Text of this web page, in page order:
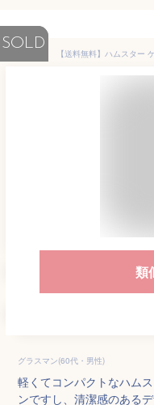
SOLD
類
グラスマン(60代・男性)
軽くてコンパクトなハム
ンですし、清潔感のある